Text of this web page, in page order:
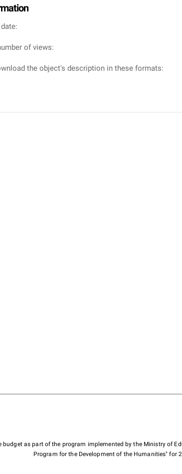
of views:
the object's description in these formats:
as part of the program implemented by the Ministry of
Program for the Development of the Humanities" for